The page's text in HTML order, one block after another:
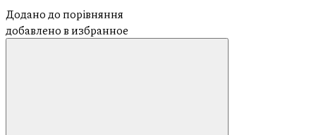
Додано до порівняння
добавлено в избранное